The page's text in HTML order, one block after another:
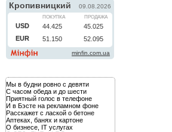
Мы в будни ровно с девяти
С часом обеда и до шести
Приятный голос в телефоне
И в Бэсте на рекламном фоне
Расскажет с лаской о бетоне
Аптеках, банях и картоне
О бизнесе, IT услугах